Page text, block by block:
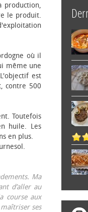
production,
le produit.
où il
même une
est
contre 500
Toutefois
huile. Les
en plus.
Ma
d’aller au
course aux
ses